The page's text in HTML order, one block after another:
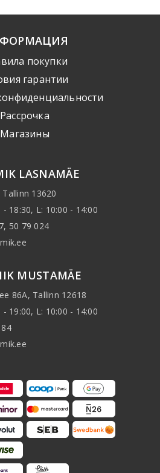
покупки
гарантии
Рассрочка
Mагазины
LASNAMÄE
Tallinn 13620
- 18:30, L: 10:00 - 14:00
50 79 024
MUSTAMÄE
86A, Tallinn 12618
- 19:00, L: 10:00 - 14:00